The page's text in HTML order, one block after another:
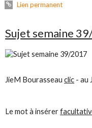
Lien permanent
Sujet semaine
JieM Bourasseauclic - au
Le mot à insérer